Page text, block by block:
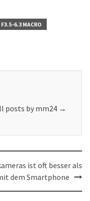
6.3 MACRO
posts by mm24 →
ist oft besser als
dem Smartphone